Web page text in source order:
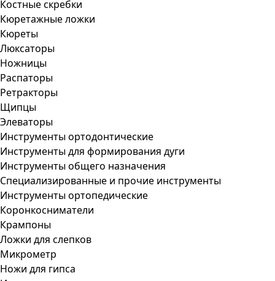
Костные скребки
Кюретажные ложки
Кюреты
Люксаторы
Ножницы
Распаторы
Ретракторы
Щипцы
Элеваторы
Инструменты ортодонтические
Инструменты для формирования дуги
Инструменты общего назначения
Специализированные и прочие инструменты
Инструменты ортопедические
Коронкосниматели
Крампоны
Ложки для слепков
Микрометр
Ножи для гипса